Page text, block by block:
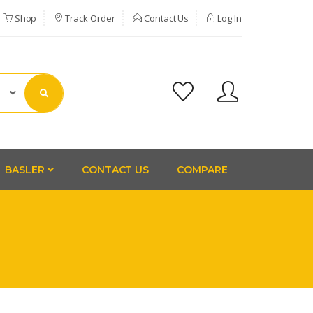
Shop Track Order Contact Us Log In
BASLER CONTACT US COMPARE